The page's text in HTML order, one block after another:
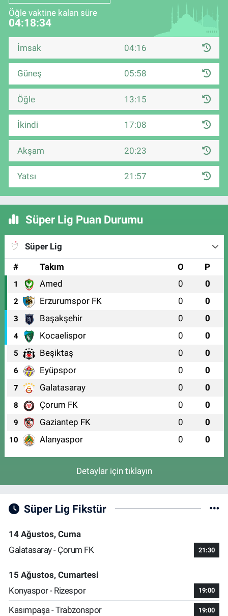
Öğle vaktine kalan süre
04:18:34
İmsak 04:16
Güneş 05:58
Öğle 13:15
İkindi 17:08
Akşam 20:23
Yatsı 21:57
Süper Lig Puan Durumu
Süper Lig
#
Takım O P
1 Amed 0 0
2 Erzurumspor FK 0 0
3 Başakşehir 0 0
4 Kocaelispor 0 0
5 Beşiktaş 0 0
6 Eyüpspor 0 0
7 Galatasaray 0 0
8 Çorum FK 0 0
9 Gaziantep FK 0 0
10 Alanyaspor 0 0
Detaylar için tıklayın
Süper Lig Fikstür
14 Ağustos, Cuma
Galatasaray - Çorum FK
21:30
15 Ağustos, Cumartesi
Konyaspor - Rizespor
19:00
Kasımpaşa - Trabzonspor 19:00